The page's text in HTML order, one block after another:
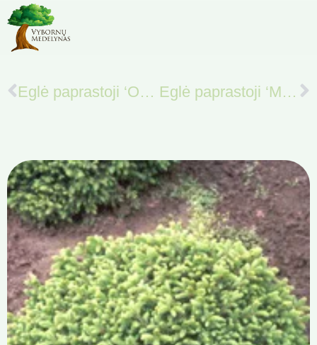
Eglė paprastoji ‘Ohlendorfii’ Eglė paprastoji ‘Maxwellii’